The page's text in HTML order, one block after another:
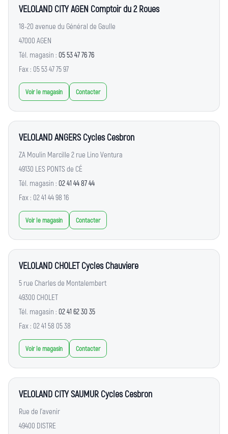
VELOLAND CITY AGEN Comptoir du 2 Roues
18-20 avenue du Général de Gaulle
47000 AGEN
Tél. magasin : 05 53 47 76 76
Fax : 05 53 47 75 97
Voir le magasin Contacter
VELOLAND ANGERS Cycles Cesbron
ZA Moulin Marcille 2 rue Lino Ventura
49130 LES PONTS de CÉ
Tél. magasin : 02 41 44 87 44
Fax : 02 41 44 98 16
Voir le magasin Contacter
VELOLAND CHOLET Cycles Chauviere
5 rue Charles de Montalembert
49300 CHOLET
Tél. magasin : 02 41 62 30 35
Fax : 02 41 58 05 38
Voir le magasin Contacter
VELOLAND CITY SAUMUR Cycles Cesbron
Rue de l'avenir
49400 DISTRE